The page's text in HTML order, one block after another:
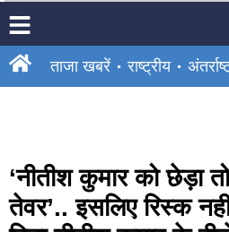
ताजा खबरें राष्ट्रीय
‘नीतीश कुमार को छेड़ा
तेवर’.. इसलिए रिस्क